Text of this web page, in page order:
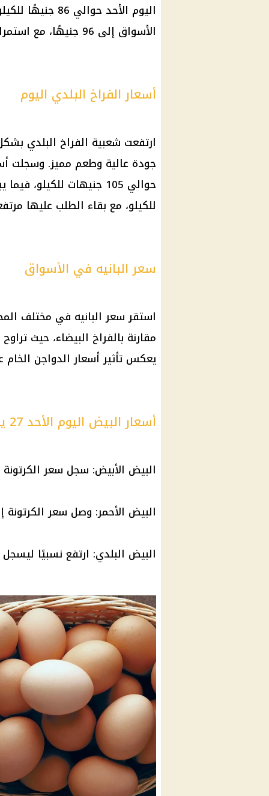
اليوم الأحد
الأسواق إلى 96 جنيهًا، مع استمرار الإقبال عليها نظرًا لجودتها العالية.
أسعار الفراخ البلدي اليوم
ارتفعت شعبية الفراخ البلدي
جودة عالية وطعم مميز. وسجلت
للكيلو، مع بقاء الطلب عليها
سعر البانيه في الأسواق
استقر سعر البانيه في مختلف
يعكس تأثيرأسعار الدواجن
أسعار البيض اليوم الأحد 27 يوليو 2025
البيض الأبيض: سجل سعر الكرتونة
البيض الأحمر: وصل سعر الكرتونة
البيض البلدي: ارتفع نسبيًا ليسجل 160 جنيهًا للكرتونة.